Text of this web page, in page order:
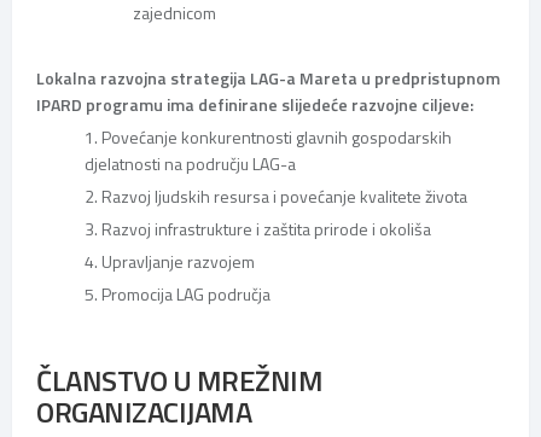
zajednicom
Lokalna razvojna strategija LAG-a Mareta u predpristupnom
IPARD programu ima definirane slijedeće razvojne ciljeve:
1. Povećanje konkurentnosti glavnih gospodarskih
djelatnosti na području LAG-a
2. Razvoj ljudskih resursa i povećanje kvalitete života
3. Razvoj infrastrukture i zaštita prirode i okoliša
4. Upravljanje razvojem
5. Promocija LAG područja
ČLANSTVO U MREŽNIM
ORGANIZACIJAMA